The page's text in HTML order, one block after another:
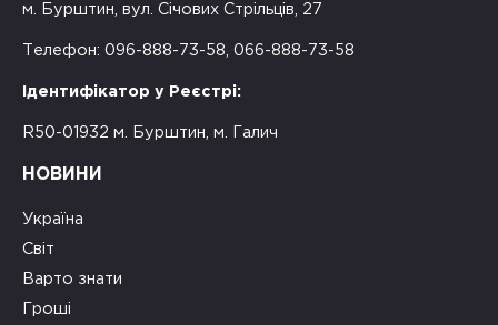
м. Бурштин, вул. Січових Стрільців, 27
Телефон: 096-888-73-58, 066-888-73-58
Ідентифікатор у Реєстрі:
R50-01932 м. Бурштин, м. Галич
НОВИНИ
Україна
Світ
Варто знати
Гроші